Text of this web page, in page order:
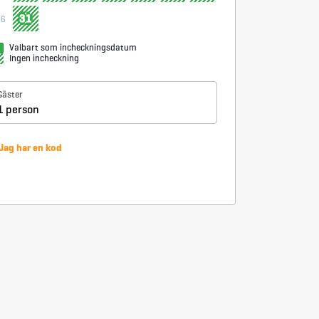
31
Valbart som incheckningsdatum
Ingen incheckning
person
har en kod